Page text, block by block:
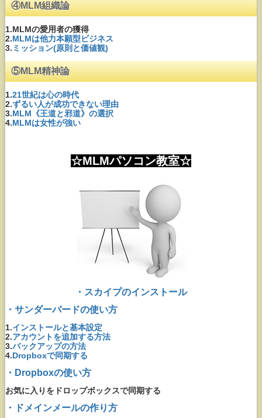
④MLM組織論
1.MLMの愛用者の獲得
2.MLMは他力本願型ビジネス
3. ミッション(原則と価値観)
⑤MLM精神論
1.21世紀は心の時代
2.ずるい人が成功できない理由
3.MLM《王道と邪道》の選択
4.MLMは女性が強い
☆MLMパソコン教室☆
・スカイプのインストール
・サンダーバードの使い方
1.インストールと基本設定
2.アカウントを追加する方法
3.バックアップの方法
4.Dropboxで同期する
・Dropboxの使い方
お気に入りをドロップボックスで同期する
・ドメインメールの作り方